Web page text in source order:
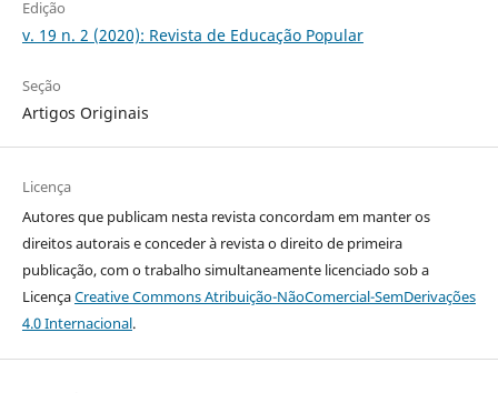
Edição
v. 19 n. 2 (2020): Revista de Educação Popular
Seção
Artigos Originais
Licença
Autores que publicam nesta revista concordam em manter os
direitos autorais e conceder à revista o direito de primeira
publicação, com o trabalho simultaneamente licenciado sob a
LicençaCreative Commons Atribuição-NãoComercial-SemDerivações
4.0 Internacional.